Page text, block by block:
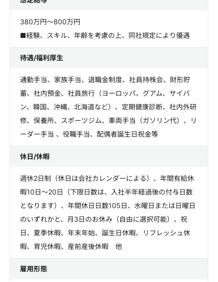
380万円～800万円
■経験、スキル、年齢を考慮の上、同社規定により優遇
待遇/福利厚生
通勤手当、家族手当、退職金制度、社員持株会、財形貯
蓄、社内預金、社員旅行（ヨーロッパ、グアム、サイパ
ン、韓国、沖縄、北海道など）、定期健康診断、社内外研
修、保養所、スポーツジム、車両手当（ガソリン代）、リ
ーダー手当 、役職手当、配偶者誕生日祝金等
休日/休暇
週休2日制（休日は会社カレンダーによる）、年間有給休
暇10日～20日（下限日数は、入社半年経過後の付与日数
となります）、年間休日日数105日、水曜日または日曜日
のいずれかと、月3日のお休み（自由に選択可能）、祝
日、夏季休暇、年末年始、誕生日休暇、リフレッシュ休
暇、育児休暇、産前産後休暇 他
雇用形態